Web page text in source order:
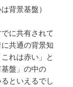
背景基盤）
に共有されて
共通の背景知
れは赤い」と
盤」の中の
といえるでし